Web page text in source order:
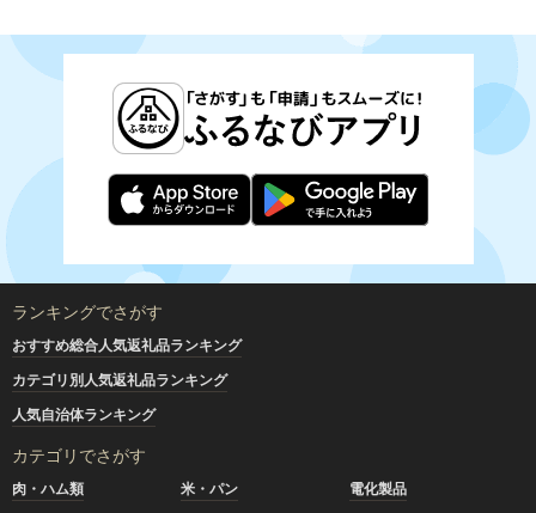
ランキングでさがす
おすすめ総合人気返礼品ランキング
カテゴリ別人気返礼品ランキング
人気自治体ランキング
カテゴリでさがす
肉・ハム類 米・パン
電化製品